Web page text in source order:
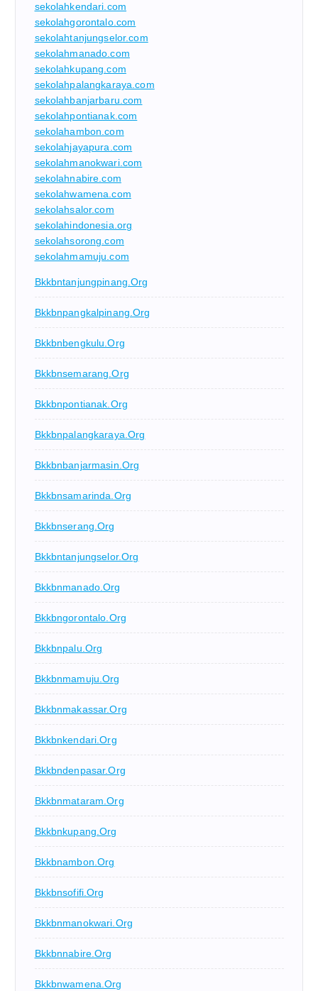
sekolahkendari.com
sekolahgorontalo.com
sekolahtanjungselor.com
sekolahmanado.com
sekolahkupang.com
sekolahpalangkaraya.com
sekolahbanjarbaru.com
sekolahpontianak.com
sekolahambon.com
sekolahjayapura.com
sekolahmanokwari.com
sekolahnabire.com
sekolahwamena.com
sekolahsalor.com
sekolahindonesia.org
sekolahsorong.com
sekolahmamuju.com
Bkkbntanjungpinang.org
Bkkbnpangkalpinang.org
Bkkbnbengkulu.org
Bkkbnsemarang.org
Bkkbnpontianak.org
Bkkbnpalangkaraya.org
Bkkbnbanjarmasin.org
Bkkbnsamarinda.org
Bkkbnserang.org
Bkkbntanjungselor.org
Bkkbnmanado.org
Bkkbngorontalo.org
Bkkbnpalu.org
Bkkbnmamuju.org
Bkkbnmakassar.org
Bkkbnkendari.org
Bkkbndenpasar.org
Bkkbnmataram.org
Bkkbnkupang.org
Bkkbnambon.org
Bkkbnsofifi.org
Bkkbnmanokwari.org
Bkkbnnabire.org
Bkkbnwamena.org